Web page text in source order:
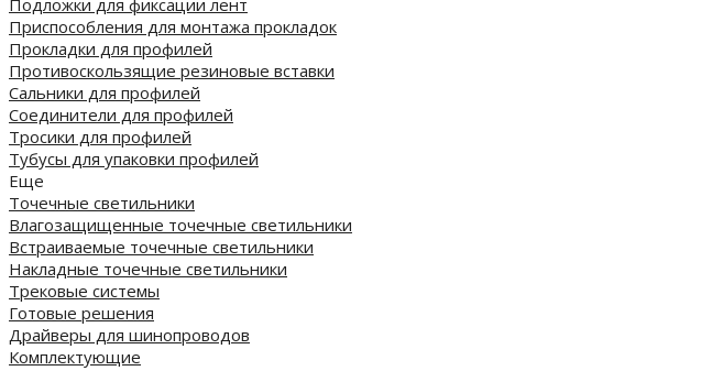
Подложки для фиксации лент
Приспособления для монтажа прокладок
Прокладки для профилей
Противоскользящие резиновые вставки
Сальники для профилей
Соединители для профилей
Тросики для профилей
Тубусы для упаковки профилей
Еще
Точечные светильники
Влагозащищенные точечные светильники
Встраиваемые точечные светильники
Накладные точечные светильники
Трековые системы
Готовые решения
Драйверы для шинопроводов
Комплектующие